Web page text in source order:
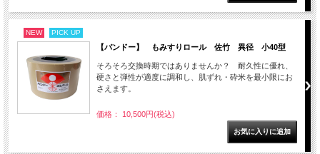
NEW PICK UP
【バンドー】 もみすりロール 佐竹 異径 小40型
そろそろ交換時期ではありませんか？ 耐久性に優れ、
硬さと弾性が適度に調和し、肌ずれ・砕米を最小限にお
さえます。
価格： 10,500円(税込)